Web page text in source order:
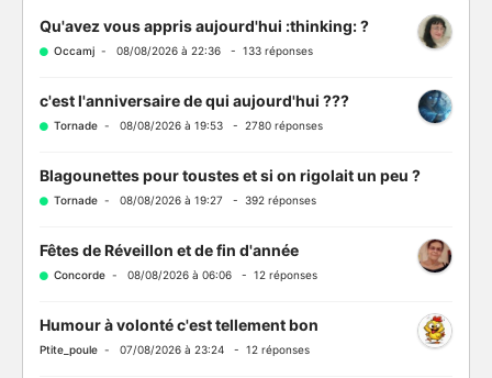
Qu'avez vous appris aujourd'hui :thinking: ?
Occamj - 08/08/2026 à 22:36 - 133 réponses
c'est l'anniversaire de qui aujourd'hui ???
Tornade - 08/08/2026 à 19:53 - 2780 réponses
Blagounettes pour toustes et si on rigolait un peu ?
Tornade - 08/08/2026 à 19:27 - 392 réponses
Fêtes de Réveillon et de fin d'année
Concorde - 08/08/2026 à 06:06 - 12 réponses
Humour à volonté c'est tellement bon
Ptite_poule - 07/08/2026 à 23:24 - 12 réponses